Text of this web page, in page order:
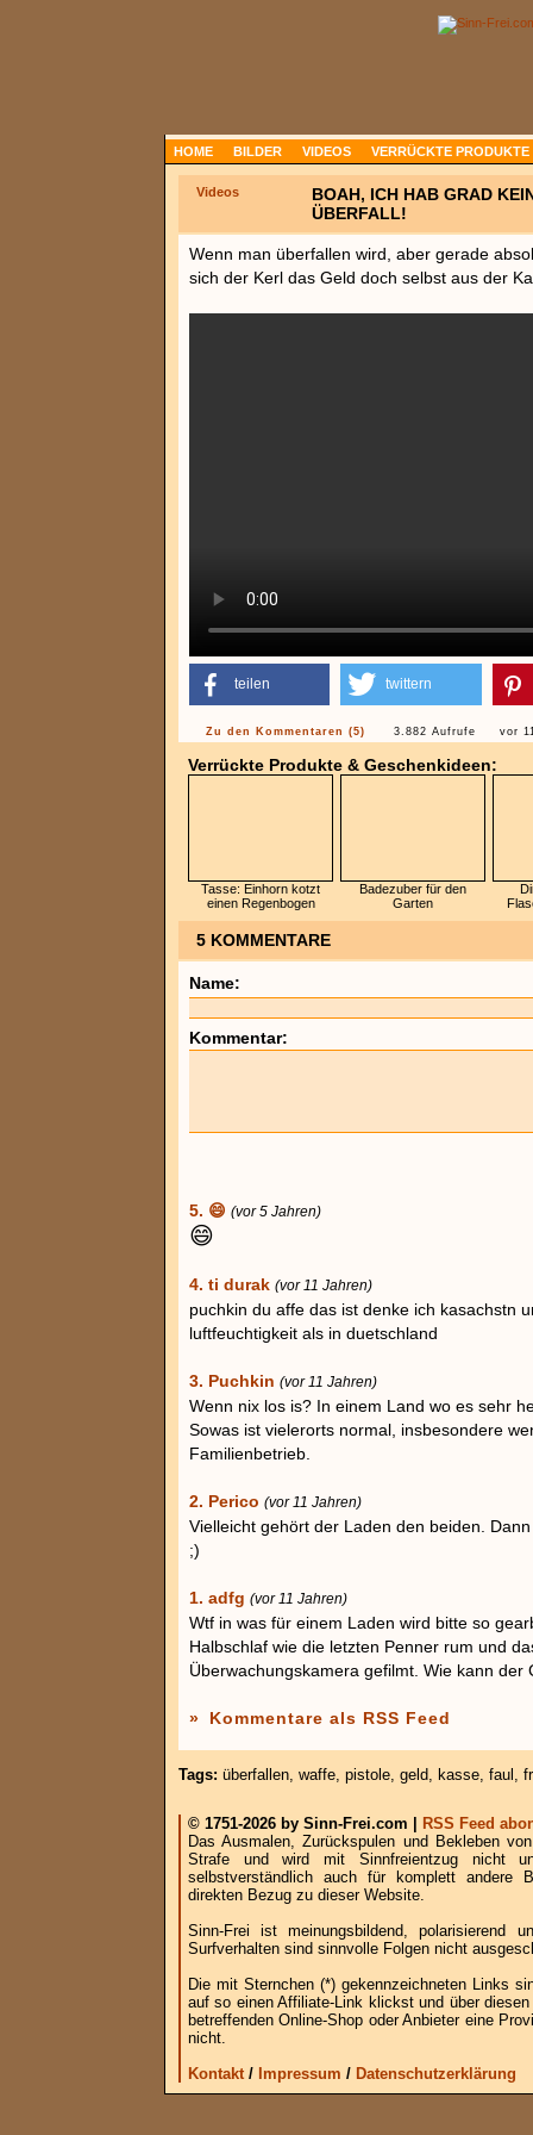
HOME BILDER VIDEOS VERRÜCKTE PRODUKTE
Videos
BOAH, ICH HAB GRAD
ÜBERFALL!
Wenn man überfallen wird, aber gerade
sich der Kerl das Geld doch selbst aus der
teilen twittern
Zu den Kommentaren (5) 3.882 Aufrufe vor
Verrückte Produkte & Geschenkideen:
Tasse: Einhorn kotzt
einen Regenbogen
Badezuber für den
Garten
5 KOMMENTARE
Name:
Kommentar:
5. 😄 (vor 5 Jahren)
😄
4. ti durak (vor 11 Jahren)
puchkin du affe das ist denke ich kasachstn
luftfeuchtigkeit als in duetschland
3. Puchkin (vor 11 Jahren)
Wenn nix los is? In einem Land wo es sehr
Sowas ist vielerorts normal, insbesondere
Familienbetrieb.
2. Perico (vor 11 Jahren)
Vielleicht gehört der Laden den beiden.
;)
1. adfg (vor 11 Jahren)
Wtf in was für einem Laden wird bitte so
Halbschlaf wie die letzten Penner rum und
Überwachungskamera gefilmt. Wie kann der
» Kommentare als RSS Feed
Tags: überfallen, waffe, pistole, geld, kasse, faul ,
© 1751-2026 by Sinn-Frei.com |
RSS Feed
Das Ausmalen, Zurückspulen und Bekleben
Strafe und wird mit Sinnfreientzug nicht
selbstverständlich auch für komplett andere
direkten Bezug zu dieser Website.
Sinn-Frei ist meinungsbildend, polarisierend
Surfverhalten sind sinnvolle Folgen nicht
Die mit Sternchen (*) gekennzeichneten Links
auf so einen Affiliate-Link klickst und über
betreffenden Online-Shop oder Anbieter eine
nicht.
Kontakt/ Impressum / Datenschutzerklärung